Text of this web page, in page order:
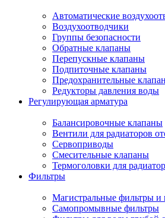
Автоматические
Воздухоотводчики
Группы безопасности
Обратные клапаны
Перепускные клапаны
Подпиточные клапаны
Предохранительные
Редукторы давления воды
Регулирующая арматура
Балансировочные клапаны
Вентили для радиаторов
Сервоприводы
Смесительные клапаны
Термоголовки для
Фильтры
Магистральные фильтры и
Самопромывные фильтры